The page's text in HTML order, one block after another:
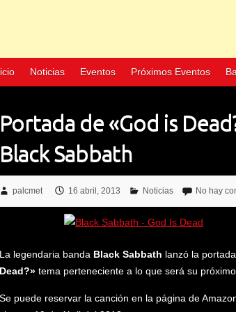
Noticias Eventos Próximos Eventos
Portada de «God is
Black Sabbath
palcmet 16 abril, 2013 Noticias No hay
La legendaria banda Black Sabbath lanzó la
Dead?»tema perteneciente a lo que será su
Se puede reservar la canción en la página de